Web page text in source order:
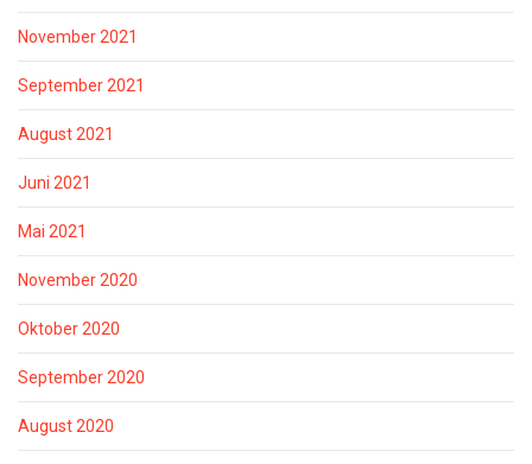
November 2021
September 2021
August 2021
Juni 2021
Mai 2021
November 2020
Oktober 2020
September 2020
August 2020